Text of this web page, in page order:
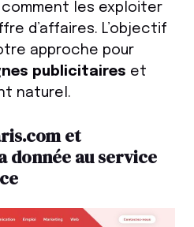
les exploiter
d’affaires. L’objectif
approche pour
publicitaires et
naturel.
et
donnée au service